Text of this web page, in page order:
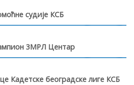
судије КСБ
3МРЛ Центар
Кадетске београдске лиге КСБ